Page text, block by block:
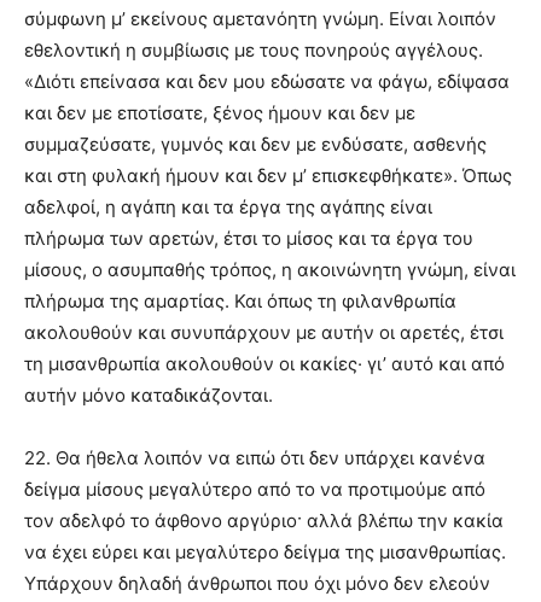
σύμφωνη μ’ εκείνους αμετανόητη γνώμη. Είναι λοιπόν
εθελοντική η συμβίωσις με τους πονηρούς αγγέλους.
«Διότι επείνασα και δεν μου εδώσατε να φάγω, εδίψασα
και δεν με εποτίσατε, ξένος ήμουν και δεν με
συμμαζεύσατε, γυμνός και δεν με ενδύσατε, ασθενής
και στη φυλακή ήμουν και δεν μ’ επισκεφθήκατε». Όπως
αδελφοί, η αγάπη και τα έργα της αγάπης είναι
πλήρωμα των αρετών, έτσι το μίσος και τα έργα του
μίσους, ο ασυμπαθής τρόπος, η ακοινώνητη γνώμη, είναι
πλήρωμα της αμαρτίας. Και όπως τη φιλανθρωπία
ακολουθούν και συνυπάρχουν με αυτήν οι αρετές, έτσι
τη μισανθρωπία ακολουθούν οι κακίες· γι’ αυτό και από
αυτήν μόνο καταδικάζονται.
22. Θα ήθελα λοιπόν να ειπώ ότι δεν υπάρχει κανένα
δείγμα μίσους μεγαλύτερο από το να προτιμούμε από
τον αδελφό το άφθονο αργύριο· αλλά βλέπω την κακία
να έχει εύρει και μεγαλύτερο δείγμα της μισανθρωπίας.
Υπάρχουν δηλαδή άνθρωποι που όχι μόνο δεν ελεούν